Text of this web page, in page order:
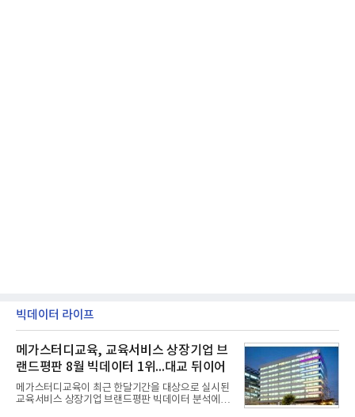
빅데이터 라이프
메가스터디교육, 교육서비스 상장기업 브
랜드평판 8월 빅데이터 1위...대교 뒤이어
메가스터디교육이 최근 한달기간을 대상으로 실시된
교육서비스 상장기업 브랜드평판 빅데이터 분석에서